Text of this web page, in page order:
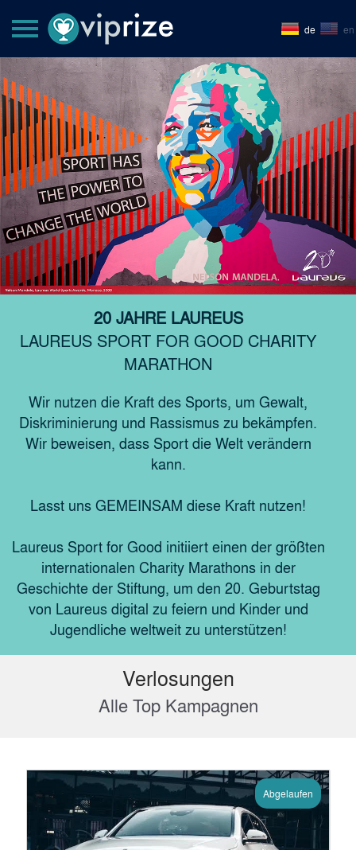
de en
20 JAHRE LAUREUS
LAUREUS SPORT FOR GOOD CHARITY
MARATHON
Wir nutzen die Kraft des Sports, um Gewalt,
Diskriminierung und Rassismus zu bekämpfen.
Wir beweisen, dass Sport die Welt verändern
kann.
Lasst uns GEMEINSAM diese Kraft nutzen!
Laureus Sport for Good initiiert einen der größten
internationalen Charity Marathons in der
Geschichte der Stiftung, um den 20. Geburtstag
von Laureus digital zu feiern und Kinder und
Jugendliche weltweit zu unterstützen!
Verlosungen
Alle Top Kampagnen
Abgelaufen